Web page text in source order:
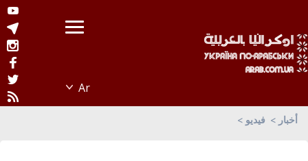
أخبار فيديو